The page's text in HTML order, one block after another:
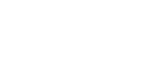
mundo. Curta São Paulo ao máximo e
tem para oferecer!